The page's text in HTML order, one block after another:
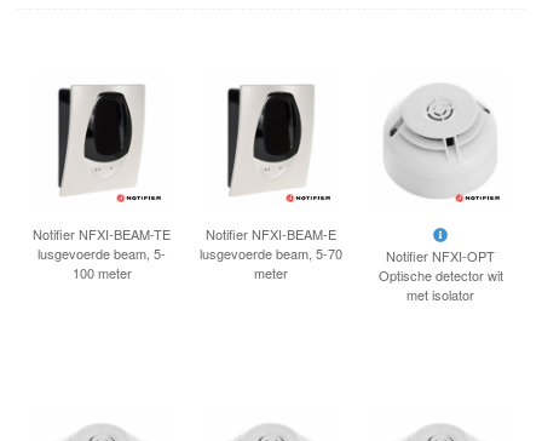
MIJN OSEC
CONTACT
INLOGGEN
Notifier NFXI-BEAM-TE
lusgevoerde beam, 5-
100 meter
Notifier NFXI-BEAM-E
lusgevoerde beam, 5-70
meter
Notifier NFXI-OPT
Optische detector wit
met isolator